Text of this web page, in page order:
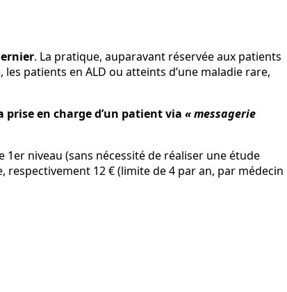
. La pratique, auparavant réservée aux patients
patients en ALD ou atteints d’une maladie rare,
prise en charge d’un patient via « messagerie
niveau (sans nécessité de réaliser une étude
respectivement 12 € (limite de 4 par an, par médecin